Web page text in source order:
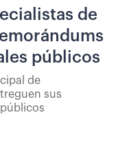
de
públicos
de
sus